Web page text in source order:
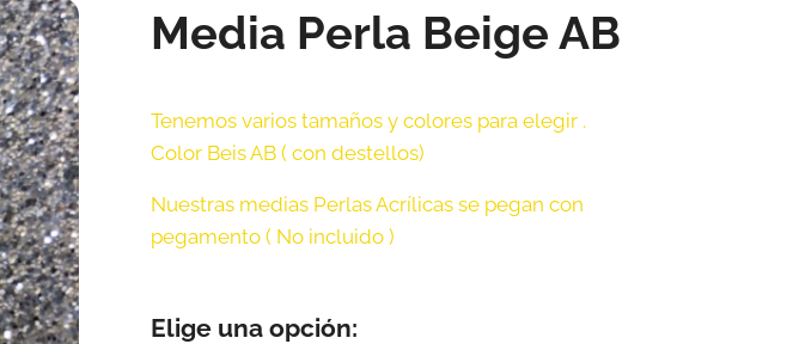
Media Perla Beige AB
Tenemos varios tamaños y colores para elegir .
Color Beis AB ( con destellos)
Nuestras medias Perlas Acrílicas se pegan con
pegamento ( No incluido )
Elige una opción: